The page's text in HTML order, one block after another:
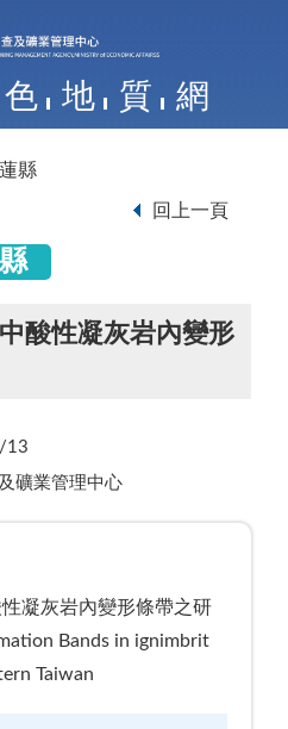
色 地 質 網
縣
回上一頁
酸性凝灰岩內變形
13
礦業管理中心
凝灰岩內變形條帶之研
Bands in ignimbrit
Taiwan